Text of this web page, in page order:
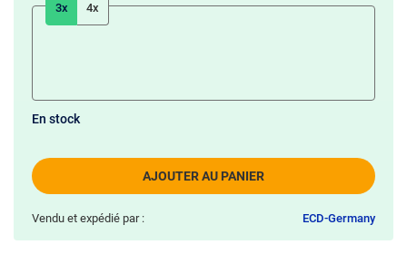
3x 4x
AJOUTER AU PANIER
En stock
Vendu et expédié par : ECD-Germany